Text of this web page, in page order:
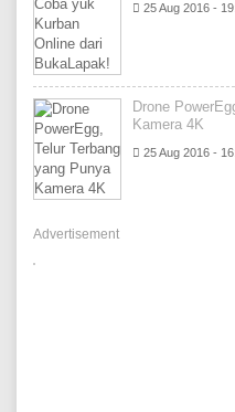
25 Aug 2016 -
Drone
Kamera 4K
25 Aug 2016 -
Advertisement